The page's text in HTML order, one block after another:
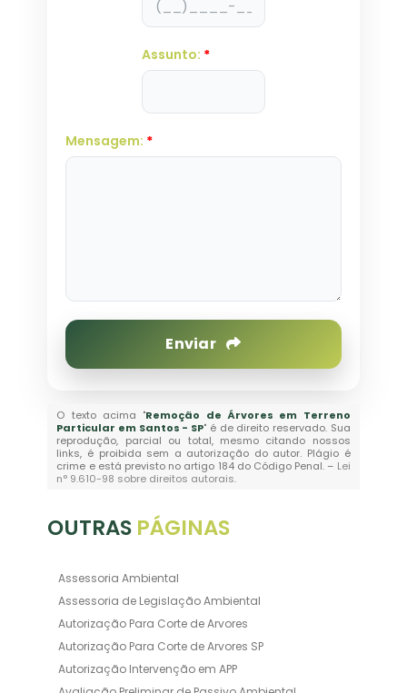
Assunto: *
Mensagem: *
Enviar
O texto acima "Remoção de Árvores em Terreno
Particular em Santos - SP" é de direito reservado. Sua
reprodução, parcial ou total, mesmo citando nossos
links, é proibida sem a autorização do autor. Plágio é
crime e está previsto no artigo 184 do Código Penal. – Lei
n° 9.610-98 sobre direitos autorais.
OUTRAS PÁGINAS
Assessoria Ambiental
Assessoria de Legislação Ambiental
Autorização Para Corte de Arvores
Autorização Para Corte de Arvores SP
Autorização Intervenção em APP